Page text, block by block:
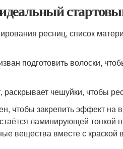
ресниц, список
подготовить волоски,
раскрывает чешуйки, чтобы
чтобы закрепить эффект
ламинирующей тонкой
вещества вместе с краской